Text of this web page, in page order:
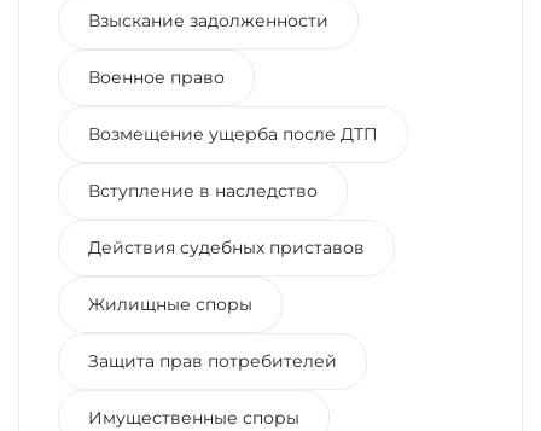
Взыскание задолженности
Военное право
Возмещение ущерба после ДТП
Вступление в наследство
Действия судебных приставов
Жилищные споры
Защита прав потребителей
Имущественные споры